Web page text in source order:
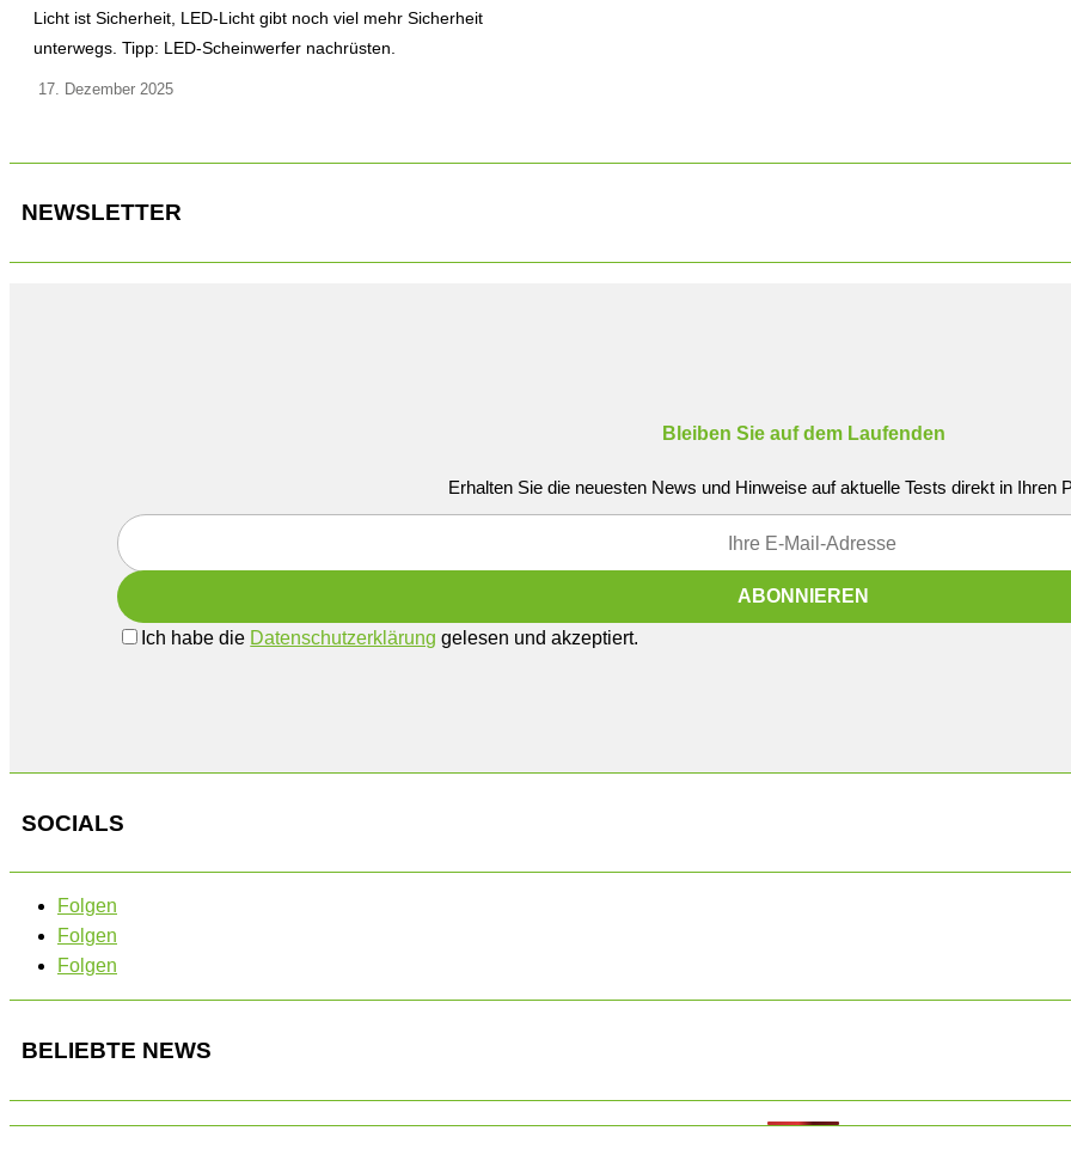
Licht ist Sicherheit, LED-Licht gibt noch viel mehr Sicherheit
unterwegs. Tipp: LED-Scheinwerfer nachrüsten.
17. Dezember 2025
NEWSLETTER
Bleiben Sie auf dem Laufenden
Erhalten Sie die neuesten News und Hinweise auf aktuelle Tests direkt in Ihren
Ich habe die Datenschutzerklärung gelesen und akzeptiert.
SOCIALS
Folgen
Folgen
Folgen
BELIEBTE NEWS